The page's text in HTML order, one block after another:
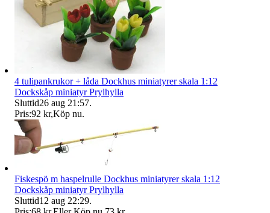
4 tulipankrukor + låda Dockhus miniatyrer skala 1:12
Dockskåp miniatyr Prylhylla
Sluttid26 aug 21:57.
Pris:92 kr,Köp nu.
Fiskespö m haspelrulle Dockhus miniatyrer skala 1:12
Dockskåp miniatyr Prylhylla
Sluttid12 aug 22:29.